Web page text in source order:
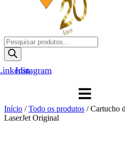
Pesquisar
produtos
Instagram
Início /Todo os produtos / Cartucho
LaserJet Original